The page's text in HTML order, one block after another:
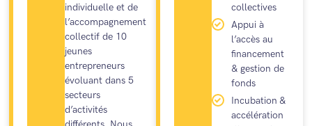
individuelle et de
l’accompagnement
collectif de 10
jeunes
entrepreneurs
évoluant dans 5
secteurs
d’activités
collectives
Appui à
l’accès au
financement
& gestion de
fonds
Incubation &
accélération